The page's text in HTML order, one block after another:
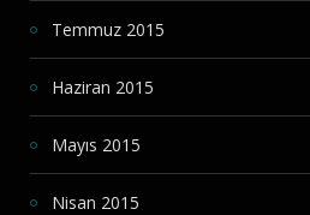
Temmuz 2015
Haziran 2015
Mayıs 2015
Nisan 2015